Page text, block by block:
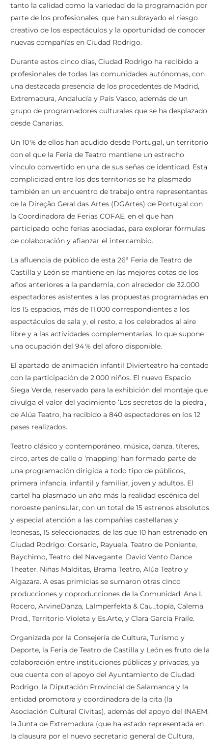
tanto la calidad como la variedad de la programación por
parte de los profesionales, que han subrayado el riesgo
creativo de los espectáculos y la oportunidad de conocer
nuevas compañías en Ciudad Rodrigo.
Durante estos cinco días, Ciudad Rodrigo ha recibido a
profesionales de todas las comunidades autónomas, con
una destacada presencia de los procedentes de Madrid,
Extremadura, Andalucía y País Vasco, además de un
grupo de programadores culturales que se ha desplazado
desde Canarias.
Un 10 % de ellos han acudido desde Portugal, un territorio
con el que la Feria de Teatro mantiene un estrecho
vínculo convertido en una de sus señas de identidad. Esta
complicidad entre los dos territorios se ha plasmado
también en un encuentro de trabajo entre representantes
de la Direção Geral das Artes (DGArtes) de Portugal con
la Coordinadora de Ferias COFAE, en el que han
participado ocho ferias asociadas, para explorar fórmulas
de colaboración y afianzar el intercambio.
La afluencia de público de esta 26ª Feria de Teatro de
Castilla y León se mantiene en las mejores cotas de los
años anteriores a la pandemia, con alrededor de 32.000
espectadores asistentes a las propuestas programadas en
los 15 espacios, más de 11.000 correspondientes a los
espectáculos de sala y, el resto, a los celebrados al aire
libre y a las actividades complementarias, lo que supone
una ocupación del 94‏ % del aforo disponible.
El apartado de animación infantil Divierteatro ha contado
con la participación de 2.000 niños. El nuevo Espacio
Siega Verde, reservado para la exhibición del montaje que
divulga el valor del yacimiento ‘Los secretos de la piedra’,
de Alúa Teatro, ha recibido a 840 espectadores en los 12
pases realizados.
Teatro clásico y contemporáneo, música, danza, títeres,
circo, artes de calle o ‘mapping’ han formado parte de
una programación dirigida a todo tipo de públicos,
primera infancia, infantil y familiar, joven y adultos. El
cartel ha plasmado un año más la realidad escénica del
noroeste peninsular, con un total de 15 estrenos absolutos
y especial atención a las compañías castellanas y
leonesas, 15 seleccionadas, de las que 10 han estrenado en
Ciudad Rodrigo: Corsario, Rayuela, Teatro de Poniente,
Baychimo, Teatro del Navegante, David Vento Dance
Theater, Niñas Malditas, Brama Teatro, Alúa Teatro y
Algazara. A esas primicias se sumaron otras cinco
producciones y coproducciones de la Comunidad: Ana I.
Rocero, ArvineDanza, LaImperfekta & Cau_topía, Calema
Prod., Territorio Violeta y Es.Arte, y Clara García Fraile.
Organizada por la Consejería de Cultura, Turismo y
Deporte, la Feria de Teatro de Castilla y León es fruto de la
colaboración entre instituciones públicas y privadas, ya
que cuenta con el apoyo del Ayuntamiento de Ciudad
Rodrigo, la Diputación Provincial de Salamanca y la
entidad promotora y coordinadora de la cita (la
Asociación Cultural Civitas), además del apoyo del INAEM,
la Junta de Extremadura (que ha estado representada en
la clausura por el nuevo secretario general de Cultura,